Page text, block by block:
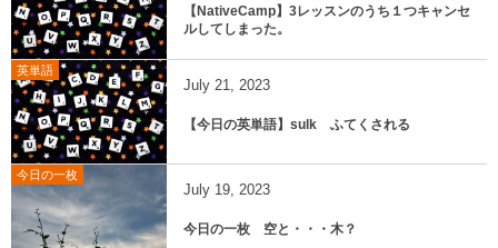
【NativeCamp】3レッスンのうち１つキャンセ
ルしてしまった。
英単語
July 21, 2023
【今日の英単語】sulk ふてくされる
今日の一枚
July 19, 2023
今日の一枚 空と・・・木？